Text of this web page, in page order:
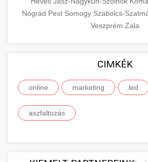
Nógrád Pest Somogy Szabolcs-
Veszprém Zala
CIMKÉK
online marketing led
aszfaltozás